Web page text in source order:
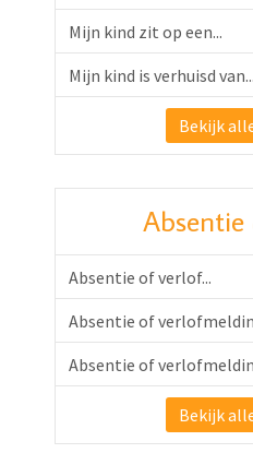
Mijn kind zit op een...
Mijn kind is verhuisd van...
Bekijk
Absentie of verlof...
Absentie of
Absentie of
Bekijk